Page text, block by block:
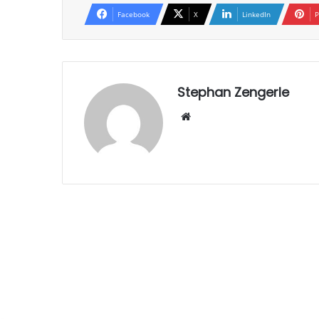
Facebook X LinkedIn
Stephan Zengerle